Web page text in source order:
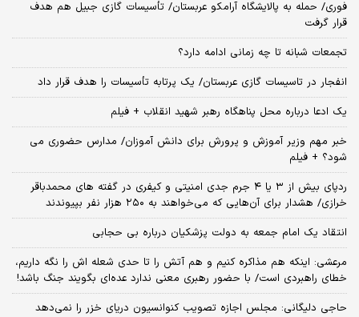
فوری/ حمله به پالایشگاه آرامکو عربستان/ تأسیسات گازی جبیل هم هدف
قرار گرفت
تجمعات شبانه تا چه زمانی ادامه دارد؟
انفجار در تاسیسات گازی عربستان/ یک پرتابه تأسیسات را هدف قرار داد
یک ادعا درباره محل پناهگاه‌ رهبر شهید انقلاب + فیلم
خبر مهم وزیر آموزش و پرورش برای دانش آموزان/ مدارس حضوری می
شود؟ + فیلم
ردپای بیش از ۳ یا ۴ جرم جدی امنیتی و کیفری در گفته های محمدباقر
خرازی/ هشدار برای آن‌هایی که می‌خواهند به ۲۵۰ هزار نفر بپیوندند
انتقاد یک امام جمعه به دولت پزشکیان درباره بی حجابی
مرعشی: اینکه هم مذاکره کنیم و هم آتش را تا حدی شعله اش را نگه داریم،
خطای راهبردی است/ با حضور رهبری معنی ندارد عده‌ای بگویند جنگ باشد!
حاجی دلیگانی: مجلس اجازه تصویب کنوانسیون دریای خزر را نمی‌دهد